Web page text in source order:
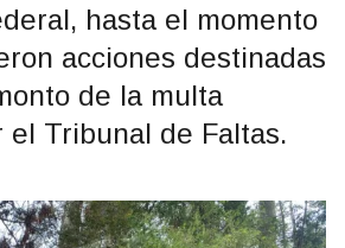
hasta el momento
acciones destinadas
de la multa
el Tribunal de Faltas.